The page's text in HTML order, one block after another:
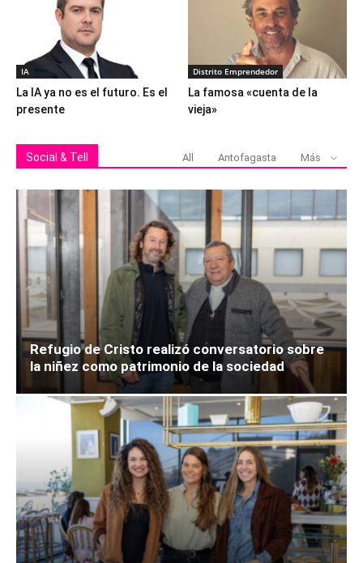
IA
La IA ya no es el futuro. Es el
presente
Distrito Emprendedor
La famosa «cuenta de la
vieja»
Social & Tell All Antofagasta Más
Refugio de Cristo realizó conversatorio sobre
la niñez como patrimonio de la sociedad